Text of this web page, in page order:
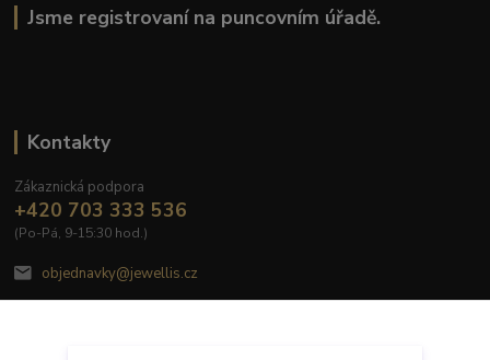
Jsme registrovaní na puncovním úřadě.
Kontakty
Zákaznická podpora
+420 703 333 536
(Po-Pá, 9-15:30 hod.)
objednavky@jewellis.cz